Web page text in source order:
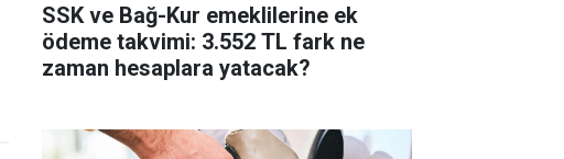
SSK ve Bağ-Kur emeklilerine ek
ödeme takvimi: 3.552 TL fark ne
zaman hesaplara yatacak?